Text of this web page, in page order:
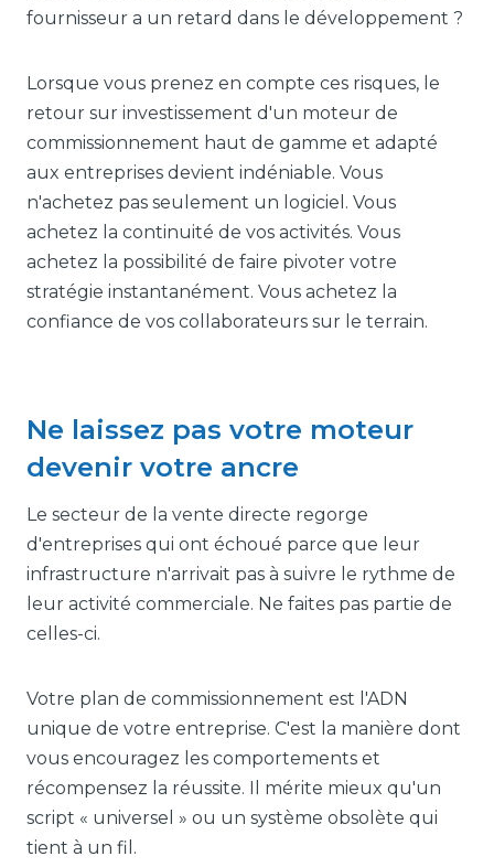
fournisseur a un retard dans le développement ?
Lorsque vous prenez en compte ces risques, le
retour sur investissement d'un moteur de
commissionnement haut de gamme et adapté
aux entreprises devient indéniable. Vous
n'achetez pas seulement un logiciel. Vous
achetez la continuité de vos activités. Vous
achetez la possibilité de faire pivoter votre
stratégie instantanément. Vous achetez la
confiance de vos collaborateurs sur le terrain.
Ne laissez pas votre moteur
devenir votre ancre
Le secteur de la vente directe regorge
d'entreprises qui ont échoué parce que leur
infrastructure n'arrivait pas à suivre le rythme de
leur activité commerciale. Ne faites pas partie de
celles-ci.
Votre plan de commissionnement est l'ADN
unique de votre entreprise. C'est la manière dont
vous encouragez les comportements et
récompensez la réussite. Il mérite mieux qu'un
script « universel » ou un système obsolète qui
tient à un fil.